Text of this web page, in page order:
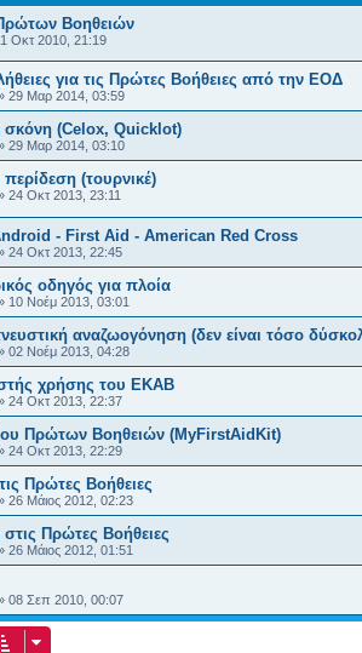
Βοηθειών
Οκτ 2010, 21:19
για τις Πρώτες Βοήθειες από την ΕΟΔ
29 Μαρ 2014, 03:59
σκόνη (Celox, Quicklot)
29 Μαρ 2014, 03:10
περίδεση (τουρνικέ)
24 Οκτ 2013, 23:11
- First Aid - American Red Cross
24 Οκτ 2013, 22:45
οδηγός για πλοία
10 Νοέμ 2013, 03:01
αναζωογόνηση (δεν είναι τόσο
02 Νοέμ 2013, 04:28
χρήσης του ΕΚΑΒ
24 Οκτ 2013, 22:37
Πρώτων Βοηθειών (MyFirstAidKit)
24 Οκτ 2013, 22:29
Πρώτες Βοήθειες
26 Μάιος 2012, 02:23
Πρώτες Βοήθειες
26 Μάιος 2012, 01:51
08 Σεπ 2010, 00:07